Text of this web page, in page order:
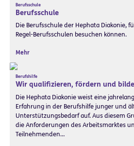
Berufsschule
Berufsschule
Die Berufsschule der Hephata Diakonie,
Regel-Berufsschulen besuchen können.
Mehr
Berufshilfe
Wir qualifizieren, fördern und
Die Hephata Diakonie weist eine
Erfahrung in der Berufshilfe junger und
Unterstützungsbedarf auf. Aus diesem
die Anforderungen des Arbeitsmarktes
Teilnehmenden…